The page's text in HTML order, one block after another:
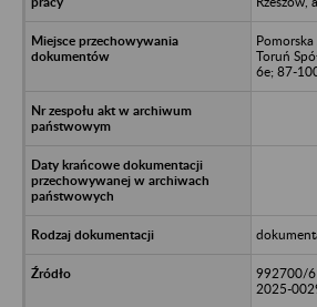
Toruń
6e; 87-
992700/
2025-